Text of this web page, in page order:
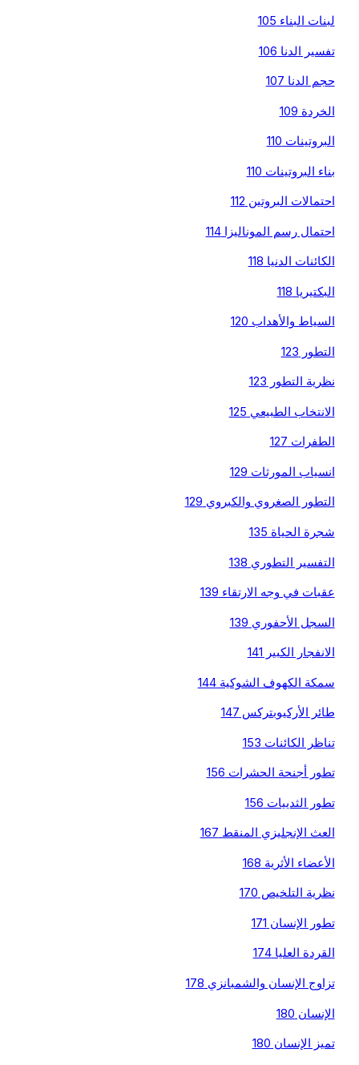
لبنات البناء 105
تفسير الدنا 106
حجم الدنا 107
الخردة 109
البروتينات 110
بناء البروتينات 110
احتمالات البروتين 112
احتمال رسم الموناليزا 114
الكائنات الدنيا 118
البكتيريا 118
السياط والأهداب 120
التطور 123
نظرية التطور 123
الانتخاب الطبيعي 125
الطفرات 127
انسياب المورثات 129
التطور الصغروي والكبروي 129
شجرة الحياة 135
التفسير التطوري 138
عقبات في وجه الارتقاء 139
السجل الأحفوري 139
الانفجار الكبير 141
سمكة الكهوف الشوكية 144
طائر الأركيوبتركس 147
تناظر الكائنات 153
تطور أجنحة الحشرات 156
تطور الثدييات 156
العث الإنجليزي المنقط 167
الأعضاء الأثرية 168
نظرية التلخيص 170
تطور الإنسان 171
القردة العليا 174
تزاوج الإنسان والشمبانزي 178
الإنسان 180
تميز الإنسان 180